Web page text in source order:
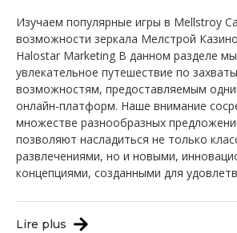
Изучаем популярные игры в Mellstroy
возможности зеркала Мелстрой
Halostar Marketing В данном разделе
увлекательное путешествие по
возможностям, предоставляемым
онлайн-платформ. Наше внимание
множестве разнообразных
позволяют насладиться не только
развлечениями, но и новыми,
концепциями, созданными для
Lire plus